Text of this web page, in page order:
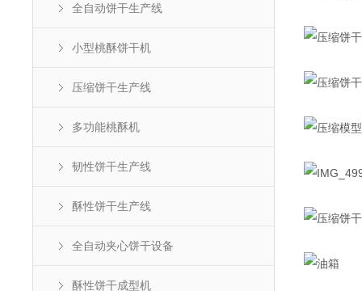
全自动饼干生产线
小型桃酥饼干机
压缩饼干生产线
多功能桃酥机
韧性饼干生产线
酥性饼干生产线
全自动夹心饼干设备
酥性饼干成型机